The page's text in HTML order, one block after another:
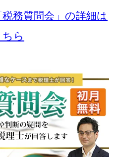
務質問会」の詳細は
ちら